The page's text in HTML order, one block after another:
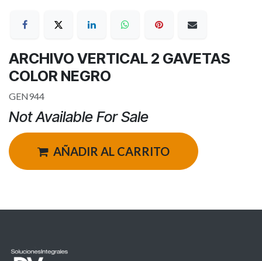
ARCHIVO VERTICAL 2 GAVETAS
COLOR NEGRO
GEN944
Not Available For Sale
AÑADIR AL CARRITO